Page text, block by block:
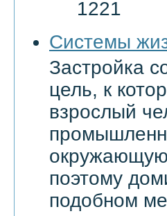
1221
Системы
Застройка
цель, к
взрослый
окружающую
поэтому
подобном